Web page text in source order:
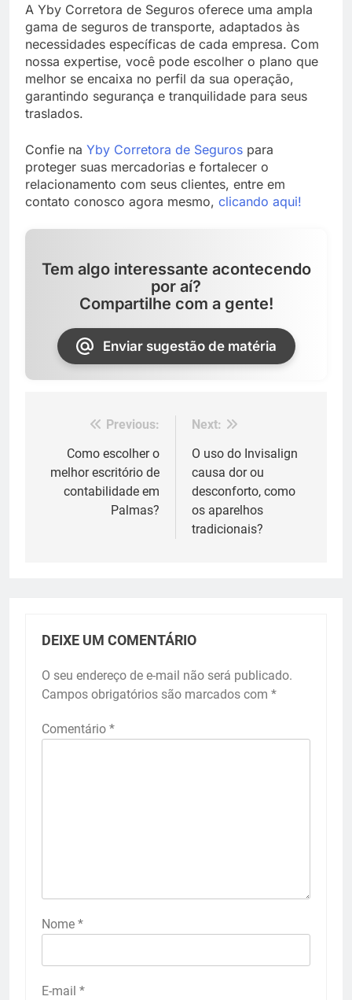
A Yby Corretora de Seguros oferece uma ampla
gama de seguros de transporte, adaptados às
necessidades específicas de cada empresa. Com
nossa expertise, você pode escolher o plano que
melhor se encaixa no perfil da sua operação,
garantindo segurança e tranquilidade para seus
traslados.
Confie na Yby Corretora de Seguros para
proteger suas mercadorias e fortalecer o
relacionamento com seus clientes, entre em
contato conosco agora mesmo, clicando aqui!
Tem algo interessante acontecendo
por aí?
Compartilhe com a gente!
Enviar sugestão de matéria
Navegação
Post
Previous:
Como escolher o
melhor escritório de
contabilidade em
Palmas?
Next:
O uso do Invisalign
causa dor ou
desconforto, como
os aparelhos
tradicionais?
DEIXE UM COMENTÁRIO
O seu endereço de e-mail não será publicado.
Campos obrigatórios são marcados com *
Comentário *
Nome *
E-mail *